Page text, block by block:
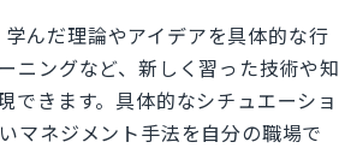
んだ理論やアイデアを具体的な行
ニングなど、新しく習った技術や知
できます。具体的なシチュエーショ
マネジメント手法を自分の職場で